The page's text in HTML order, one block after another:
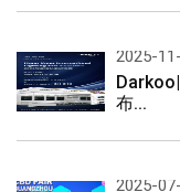
2025-
布...
2025-